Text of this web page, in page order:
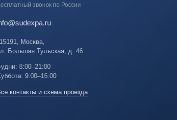
звонок по России
Москва,
Большая Тульская, д. 46
8:00–21:00
9:00–16:00
контакты и схема проезда